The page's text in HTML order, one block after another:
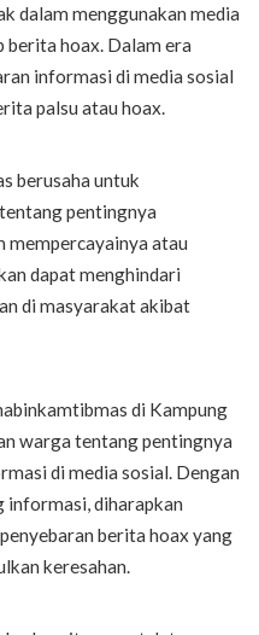
dalam menggunakan media
berita hoax. Dalam era
informasi di media sosial
palsu atau hoax.
berusaha untuk
pentingnya
atau
dapat menghindari
di masyarakat akibat
di Kampung
warga tentang pentingnya
di media sosial. Dengan
informasi, diharapkan
berita hoax yang
keresahan.